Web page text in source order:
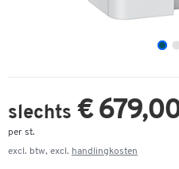
slechts €
per st.
excl. btw, excl. handlingkosten